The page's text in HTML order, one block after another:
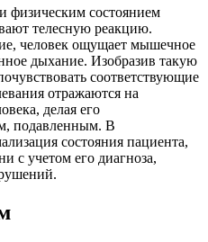
физическим состоянием
телесную реакцию.
человек ощущает мышечное
дыхание. Изобразив такую
соответствующие
отражаются на
делая его
подавленным. В
состояния пациента,
с учетом его диагноза,